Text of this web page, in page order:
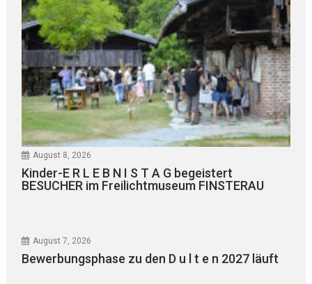
August 8, 2026
Kinder-E R L E B N I S T A G begeistert
BESUCHER im Freilichtmuseum FINSTERAU
August 7, 2026
Bewerbungsphase zu den D u l t e n 2027 läuft